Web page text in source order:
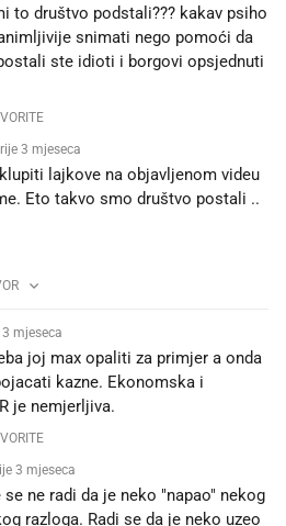
to društvo podstali??? kakav psiho
snimati nego pomoći da
ste idioti i borgovi opsjednuti
3 mjeseca
lajkove na objavljenom videu
Eto takvo smo društvo postali ..
3 mjeseca
joj max opaliti za primjer a onda
kazne. Ekonomska i
je nemjerljiva.
3 mjeseca
se ne radi da je neko "napao" nekog
razloga. Radi se da je neko uzeo